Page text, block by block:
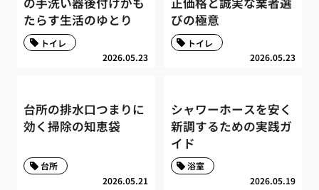
たらす生活のゆとり
2026.05.23
トイレ
びの極意
2026.05.23
トイレ
台所の排水口つまりに
効く掃除の知恵袋
2026.05.21
台所
シャワーホースを安く
新調するための実践ガ
イド
2026.05.19
浴室